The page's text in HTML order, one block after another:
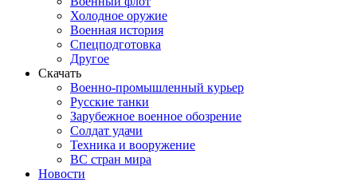
Холодное оружие
Военная история
Спецподготовка
Другое
Скачать
Военно-промышленный курьер
Русские танки
Зарубежное военное обозрение
Солдат удачи
Техника и вооружение
ВС стран мира
Новости